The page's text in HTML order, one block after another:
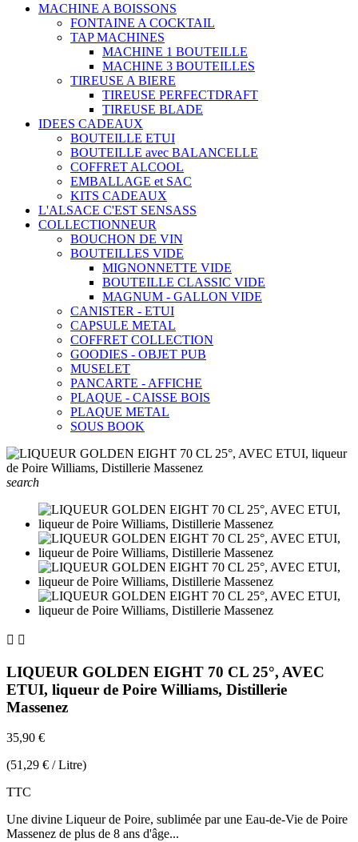
MACHINE A BOISSONS
FONTAINE A COCKTAIL
TAP MACHINES
MACHINE 1 BOUTEILLE
MACHINE 3 BOUTEILLES
TIREUSE A BIERE
TIREUSE PERFECTDRAFT
TIREUSE BLADE
IDEES CADEAUX
BOUTEILLE ETUI
BOUTEILLE avec BALANCELLE
COFFRET ALCOOL
EMBALLAGE et SAC
KITS CADEAUX
L'ALSACE C'EST SENSASS
COLLECTIONNEUR
BOUCHON DE VIN
BOUTEILLES VIDE
MIGNONNETTE VIDE
BOUTEILLE CLASSIC VIDE
MAGNUM - GALLON VIDE
CANISTER - ETUI
CAPSULE METAL
COFFRET COLLECTION
GOODIES - OBJET PUB
MUSELET
PANCARTE - AFFICHE
PLAQUE - CAISSE BOIS
PLAQUE METAL
SOUS BOOK
search
 
LIQUEUR GOLDEN EIGHT 70 CL 25°, AVEC
ETUI, liqueur de Poire Williams, Distillerie
Massenez
35,90 €
(51,29 € / Litre)
TTC
Une divine Liqueur de Poire, sublimée par une Eau-de-Vie de Poire
Massenez de plus de 8 ans d'âge...